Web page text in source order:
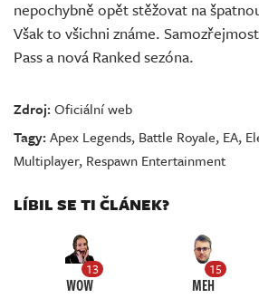
nepochybně opět stěžovat na
Však to všichni známe.
Pass a nová Ranked sezóna.
Zdroj:Oficiální web
Tagy:Apex Legends, Battle Royale, EA,
Multiplayer, Respawn Entertainment
LÍBIL SE TI ČLÁNEK?
13
WOW
15
MEH